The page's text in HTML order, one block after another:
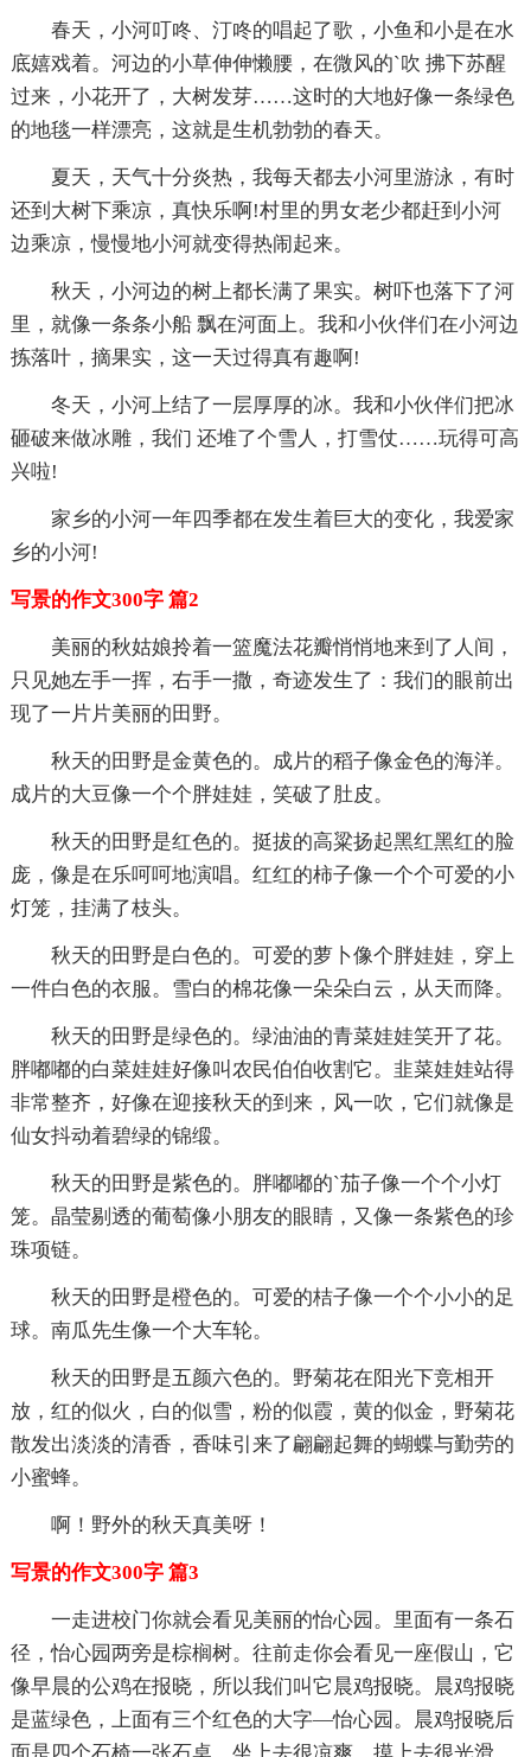
春天，小河叮咚、汀咚的唱起了歌，小鱼和小是在水
底嬉戏着。河边的小草伸伸懒腰，在微风的`吹 拂下苏醒
过来，小花开了，大树发芽……这时的大地好像一条绿色
的地毯一样漂亮，这就是生机勃勃的春天。
夏天，天气十分炎热，我每天都去小河里游泳，有时
还到大树下乘凉，真快乐啊!村里的男女老少都赶到小河
边乘凉，慢慢地小河就变得热闹起来。
秋天，小河边的树上都长满了果实。树吓也落下了河
里，就像一条条小船 飘在河面上。我和小伙伴们在小河边
拣落叶，摘果实，这一天过得真有趣啊!
冬天，小河上结了一层厚厚的冰。我和小伙伴们把冰
砸破来做冰雕，我们 还堆了个雪人，打雪仗……玩得可高
兴啦!
家乡的小河一年四季都在发生着巨大的变化，我爱家
乡的小河!
写景的作文300字 篇2
美丽的秋姑娘拎着一篮魔法花瓣悄悄地来到了人间，
只见她左手一挥，右手一撒，奇迹发生了：我们的眼前出
现了一片片美丽的田野。
秋天的田野是金黄色的。成片的稻子像金色的海洋。
成片的大豆像一个个胖娃娃，笑破了肚皮。
秋天的田野是红色的。挺拔的高粱扬起黑红黑红的脸
庞，像是在乐呵呵地演唱。红红的柿子像一个个可爱的小
灯笼，挂满了枝头。
秋天的田野是白色的。可爱的萝卜像个胖娃娃，穿上
一件白色的衣服。雪白的棉花像一朵朵白云，从天而降。
秋天的田野是绿色的。绿油油的青菜娃娃笑开了花。
胖嘟嘟的白菜娃娃好像叫农民伯伯收割它。韭菜娃娃站得
非常整齐，好像在迎接秋天的到来，风一吹，它们就像是
仙女抖动着碧绿的锦缎。
秋天的田野是紫色的。胖嘟嘟的`茄子像一个个小灯
笼。晶莹剔透的葡萄像小朋友的眼睛，又像一条紫色的珍
珠项链。
秋天的田野是橙色的。可爱的桔子像一个个小小的足
球。南瓜先生像一个大车轮。
秋天的田野是五颜六色的。野菊花在阳光下竞相开
放，红的似火，白的似雪，粉的似霞，黄的似金，野菊花
散发出淡淡的清香，香味引来了翩翩起舞的蝴蝶与勤劳的
小蜜蜂。
啊！野外的秋天真美呀！
写景的作文300字 篇3
一走进校门你就会看见美丽的怡心园。里面有一条石
径，怡心园两旁是棕榈树。往前走你会看见一座假山，它
像早晨的公鸡在报晓，所以我们叫它晨鸡报晓。晨鸡报晓
是蓝绿色，上面有三个红色的大字—怡心园。晨鸡报晓后
面是四个石椅一张石桌，坐上去很凉爽，摸上去很光滑。